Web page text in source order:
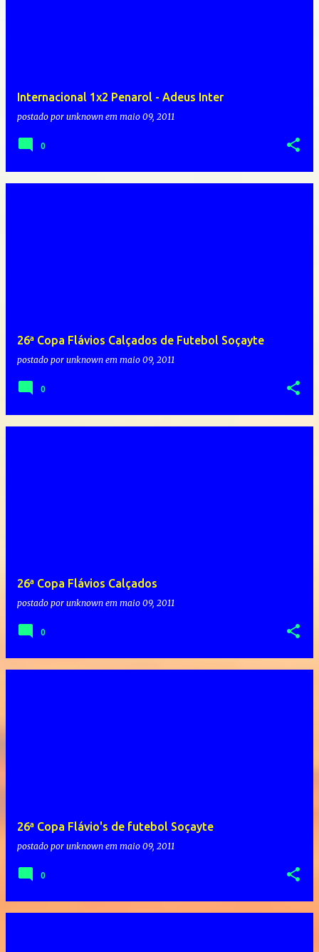
Internacional 1x2 Penarol - Adeus Inter
postado por unknown em maio 09, 2011
0
26ª Copa Flávios Calçados de Futebol Soçayte
postado por unknown em maio 09, 2011
0
26ª Copa Flávios Calçados
postado por unknown em maio 09, 2011
0
26ª Copa Flávio's de futebol Soçayte
postado por unknown em maio 09, 2011
0